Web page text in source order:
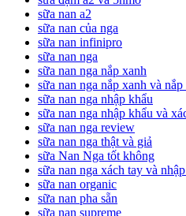
sữa nan a2
sữa nan của nga
sữa nan infinipro
sữa nan nga
sữa nan nga nắp xanh
sữa nan nga nắp xanh và
sữa nan nga nhập khẩu
sữa nan nga nhập khẩu và
sữa nan nga review
sữa nan nga thật và giả
sữa Nan Nga tốt không
sữa nan nga xách tay và
sữa nan organic
sữa nan pha sẵn
sữa nan supreme